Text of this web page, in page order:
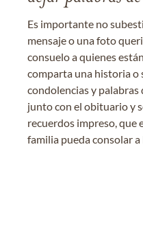
Es importante no
mensaje o una foto
consuelo a quienes
comparta una historia o
condolencias y palabras
junto con el obituario y
recuerdos impreso, que
familia pueda consolar a